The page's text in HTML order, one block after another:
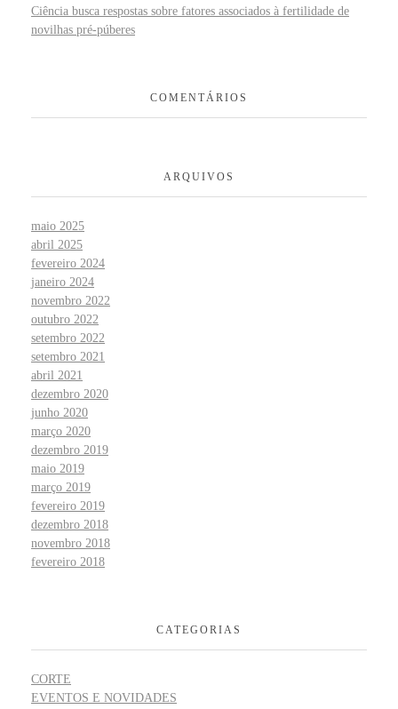
Ciência busca respostas sobre fatores associados à fertilidade de
novilhas pré-púberes
COMENTÁRIOS
ARQUIVOS
maio 2025
abril 2025
fevereiro 2024
janeiro 2024
novembro 2022
outubro 2022
setembro 2022
setembro 2021
abril 2021
dezembro 2020
junho 2020
março 2020
dezembro 2019
maio 2019
março 2019
fevereiro 2019
dezembro 2018
novembro 2018
fevereiro 2018
CATEGORIAS
CORTE
EVENTOS E NOVIDADES